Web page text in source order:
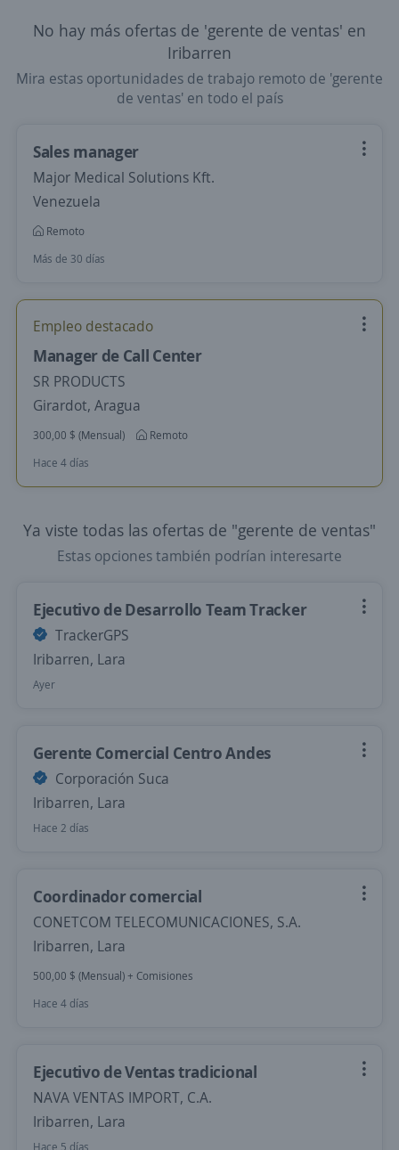
No hay más ofertas de 'gerente de ventas' en
Iribarren
Mira estas oportunidades de trabajo remoto de 'gerente
de ventas' en todo el país
Sales manager
Major Medical Solutions Kft.
Venezuela
Remoto
Más de 30 días
Empleo destacado
Manager de Call Center
SR PRODUCTS
Girardot, Aragua
300,00 $ (Mensual)
Remoto
Hace 4 días
Ya viste todas las ofertas de "gerente de ventas"
Estas opciones también podrían interesarte
Ejecutivo de Desarrollo Team Tracker
TrackerGPS
Iribarren, Lara
Ayer
Gerente Comercial Centro Andes
Corporación Suca
Iribarren, Lara
Hace 2 días
Coordinador comercial
CONETCOM TELECOMUNICACIONES, S.A.
Iribarren, Lara
500,00 $ (Mensual) + Comisiones
Hace 4 días
Ejecutivo de Ventas tradicional
NAVA VENTAS IMPORT, C.A.
Iribarren, Lara
Hace 5 días